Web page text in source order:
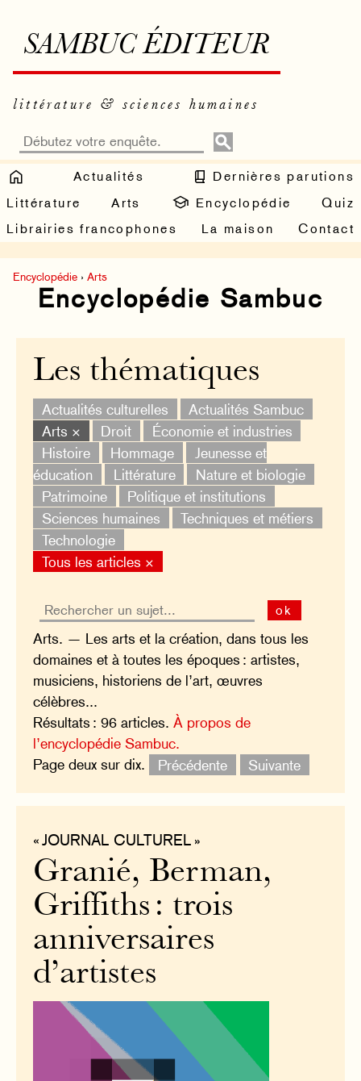
SAMBUC ÉDITEUR
littérature & sciences humaines
Actualités
Dernières parutions
Littérature
Arts Encyclopédie
Quiz
Librairies francophones
La maison Contact
Encyclopédie › Arts
Encyclopédie Sambuc
Les thématiques
Actualités culturelles
Actualités Sambuc
Arts ×
Droit
Économie et industries
Histoire
Hommage
Jeunesse et
éducation
Littérature
Nature et biologie
Patrimoine
Politique et institutions
Sciences humaines
Techniques et métiers
Technologie
Tous les articles ×
ok
Arts. — Les arts et la création, dans tous les
domaines et à toutes les époques : artistes,
musiciens, historiens de l’art, œuvres
célèbres...
Résultats : 96 articles.À propos de
l’encyclopédie Sambuc.
Page deux sur dix.
Précédente Suivante
« JOURNAL CULTUREL »
Granié, Berman,
Griffiths : trois
anniversaires
d’artistes